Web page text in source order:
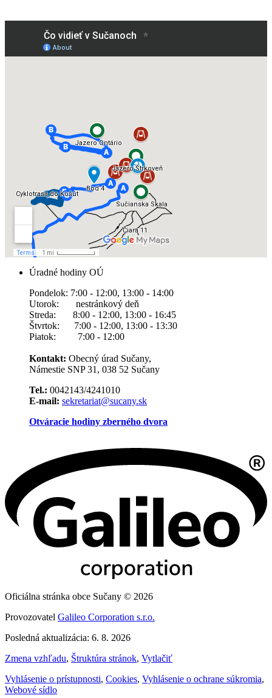
Úradné hodiny OÚ
Pondelok: 7:00 - 12:00, 13:00 - 14:00
Utorok: nestránkový deň
Streda: 8:00 - 12:00, 13:00 - 16:45
Štvrtok: 7:00 - 12:00, 13:00 - 13:30
Piatok: 7:00 - 12:00
Kontakt: Obecný úrad Sučany,
Námestie SNP 31, 038 52 Sučany
Tel.: 0042143/4241010
E-mail: sekretariat@sucany.sk
Otváracie hodiny zberného dvora
Oficiálna stránka obce Sučany © 2026
Provozovatel Galileo Corporation s.r.o.
Posledná aktualizácia: 6. 8. 2026
Zmena vzhľadu, Štruktúra stránok, Vytlačiť
Vyhlásenie o prístupnosti, Cookies, Vyhlásenie o ochrane súkromia,
Webové sídlo